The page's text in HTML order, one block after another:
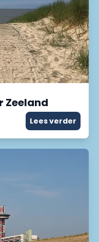
Zeeland
Lees verder